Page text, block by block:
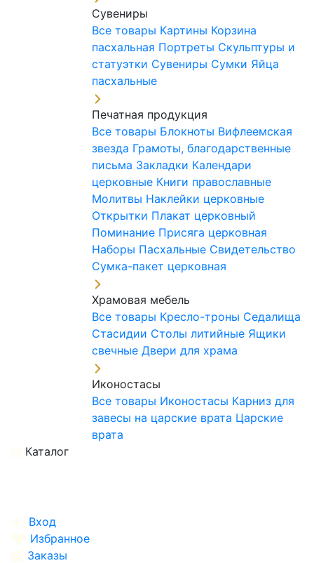
Сувениры
Все товары Картины Корзина
пасхальная Портреты Скульптуры и
статуэтки Сувениры Сумки Яйца
пасхальные
Печатная продукция
Все товары Блокноты Вифлеемская
звезда Грамоты, благодарственные
письма Закладки Календари
церковные Книги православные
Молитвы Наклейки церковные
Открытки Плакат церковный
Поминание Присяга церковная
Наборы Пасхальные Свидетельство
Сумка-пакет церковная
Храмовая мебель
Все товары Кресло-троны Седалища
Стасидии Столы литийные Ящики
свечные Двери для храма
Иконостасы
Все товары Иконостасы Карниз для
завесы на царские врата Царские
врата
Каталог
Вход
Избранное
Заказы